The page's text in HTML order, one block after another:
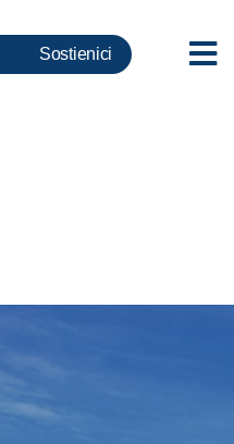
Sostienici